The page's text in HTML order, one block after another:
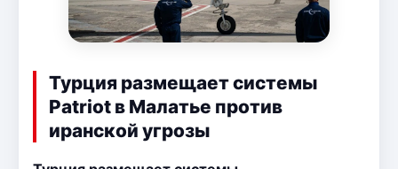
Турция размещает системы
Patriot в Малатье против
иранской угрозы